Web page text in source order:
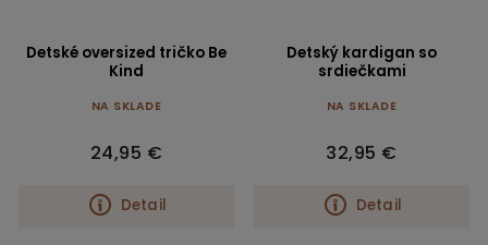
Detské oversized tričko Be
Kind
NA SKLADE
24,95 €
Detail
Detský kardigan so
srdiečkami
NA SKLADE
32,95 €
Detail